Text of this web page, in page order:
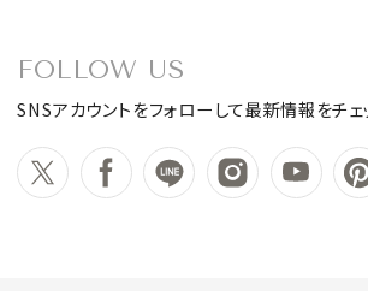
FOLLOW US
SNSアカウントをフォローして最新情報をチェ